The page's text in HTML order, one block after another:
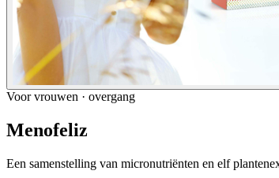
Voor vrouwen · overgang
Menofeliz
Een samenstelling van micronutriënten en elf